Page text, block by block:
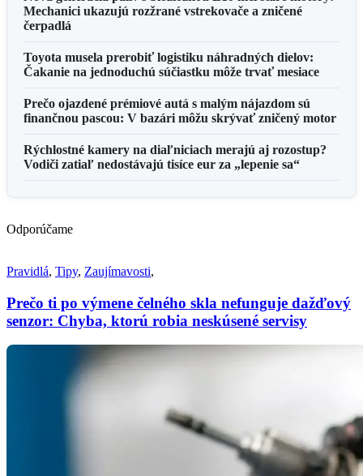
Mechanici ukazujú rozžrané vstrekovače a zničené
čerpadlá
Toyota musela prerobiť logistiku náhradných dielov:
Čakanie na jednoduchú súčiastku môže trvať mesiace
Prečo ojazdené prémiové autá s malým nájazdom sú
finančnou pascou: V bazári môžu skrývať zničený motor
Rýchlostné kamery na diaľniciach merajú aj rozostup?
Vodiči zatiaľ nedostávajú tisíce eur za „lepenie sa“
Odporúčame
Pravidlá, Tipy, Zaujímavosti,
Prečo ti po výmene čelného skla nefunguje dažďový
senzor: Chyba, ktorú robia neskúsené servisy